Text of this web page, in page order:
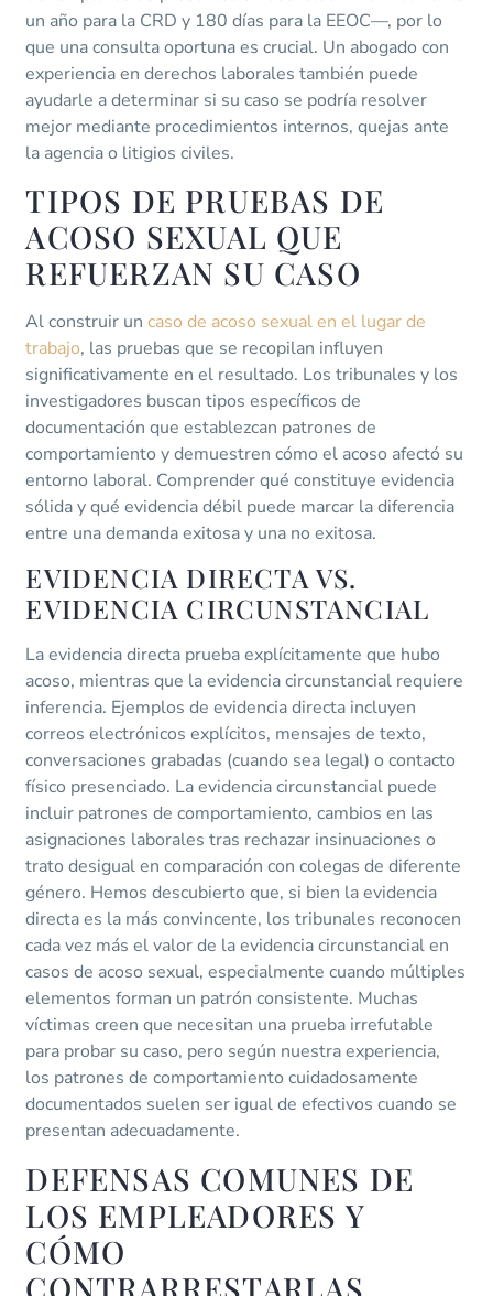
un año para la CRD y 180 días para la EEOC—, por lo
que una consulta oportuna es crucial. Un abogado con
experiencia en derechos laborales también puede
ayudarle a determinar si su caso se podría resolver
mejor mediante procedimientos internos, quejas ante
la agencia o litigios civiles.
TIPOS DE PRUEBAS DE
ACOSO SEXUAL QUE
REFUERZAN SU CASO
Al construir uncaso de acoso sexual en el lugar de
trabajo, las pruebas que se recopilan influyen
significativamente en el resultado. Los tribunales y los
investigadores buscan tipos específicos de
documentación que establezcan patrones de
comportamiento y demuestren cómo el acoso afectó su
entorno laboral. Comprender qué constituye evidencia
sólida y qué evidencia débil puede marcar la diferencia
entre una demanda exitosa y una no exitosa.
EVIDENCIA DIRECTA VS.
EVIDENCIA CIRCUNSTANCIAL
La evidencia directa prueba explícitamente que hubo
acoso, mientras que la evidencia circunstancial requiere
inferencia. Ejemplos de evidencia directa incluyen
correos electrónicos explícitos, mensajes de texto,
conversaciones grabadas (cuando sea legal) o contacto
físico presenciado. La evidencia circunstancial puede
incluir patrones de comportamiento, cambios en las
asignaciones laborales tras rechazar insinuaciones o
trato desigual en comparación con colegas de diferente
género. Hemos descubierto que, si bien la evidencia
directa es la más convincente, los tribunales reconocen
cada vez más el valor de la evidencia circunstancial en
casos de acoso sexual, especialmente cuando múltiples
elementos forman un patrón consistente. Muchas
víctimas creen que necesitan una prueba irrefutable
para probar su caso, pero según nuestra experiencia,
los patrones de comportamiento cuidadosamente
documentados suelen ser igual de efectivos cuando se
presentan adecuadamente.
DEFENSAS COMUNES DE
LOS EMPLEADORES Y
CÓMO
CONTRARRESTARLAS